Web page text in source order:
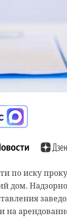
по иску
дом.
органов
заседании